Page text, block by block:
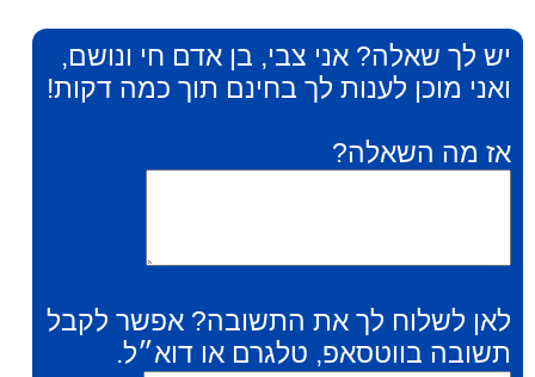
יש לך שאלה? אני צבי, בן אדם חי ונושם,
ואני מוכן לענות לך בחינם תוך כמה דקות!
אז מה השאלה?
לאן לשלוח לך את התשובה? אפשר לקבל
תשובה בווטסאפ, טלגרם או דוא״ל.